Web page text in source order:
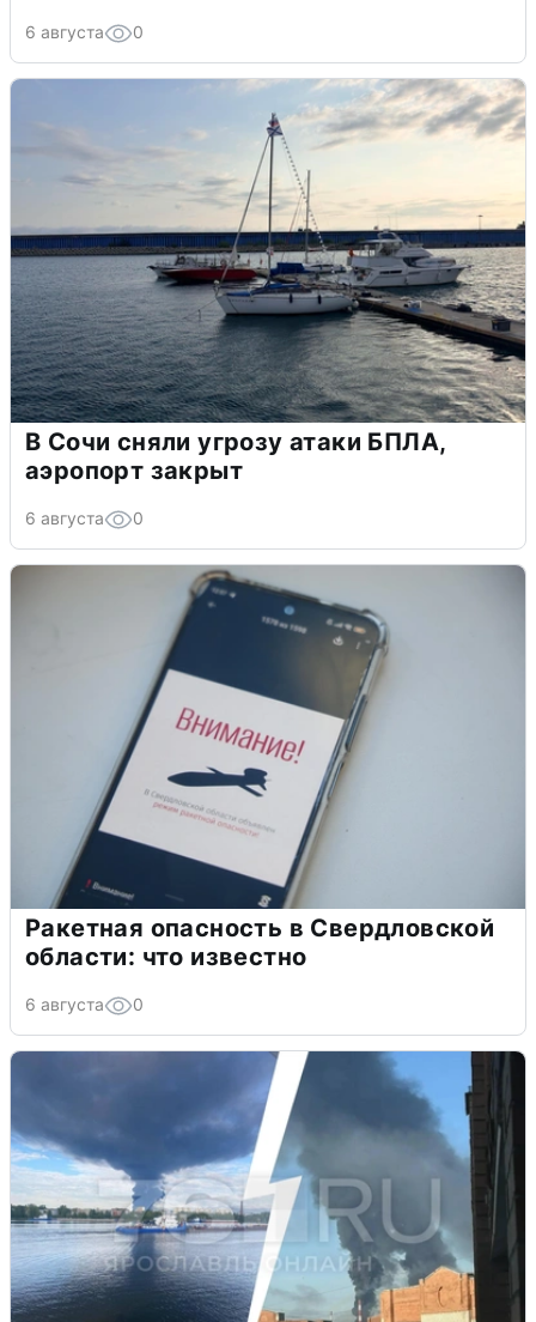
6 августа 0
В Сочи сняли угрозу атаки БПЛА,
аэропорт закрыт
6 августа 0
Ракетная опасность в Свердловской
области: что известно
6 августа 0